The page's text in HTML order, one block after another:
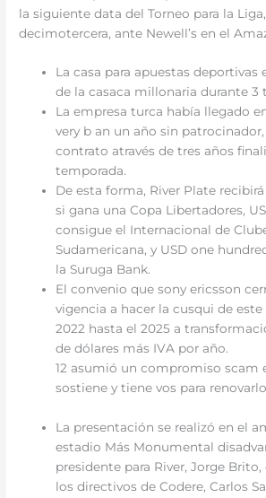
la siguiente data del Torneo para la
decimotercera, ante Newell’s en el
La casa para apuestas deportivas
de la casaca millonaria durante 3
La empresa turca había llegado
very b an un año sin
contrato através de tres años
temporada.
De esta forma, River Plate
si gana una Copa Libertadores,
consigue el Internacional de
Sudamericana, y USD one
la Suruga Bank.
El convenio que sony ericsson
vigencia a hacer la cusqui de este
2022 hasta el 2025 a
de dólares más IVA por año.
12 asumió un compromiso scam
sostiene y tiene vos para
La presentación se realizó en el
estadio Más Monumental
presidente para River, Jorge
los directivos de Codere, Carlos